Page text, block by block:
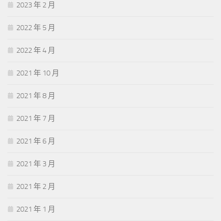
2023 年 2 月
2022 年 5 月
2022 年 4 月
2021 年 10 月
2021 年 8 月
2021 年 7 月
2021 年 6 月
2021 年 3 月
2021 年 2 月
2021 年 1 月